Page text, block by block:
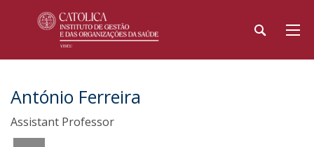
António Ferreira
Assistant Professor